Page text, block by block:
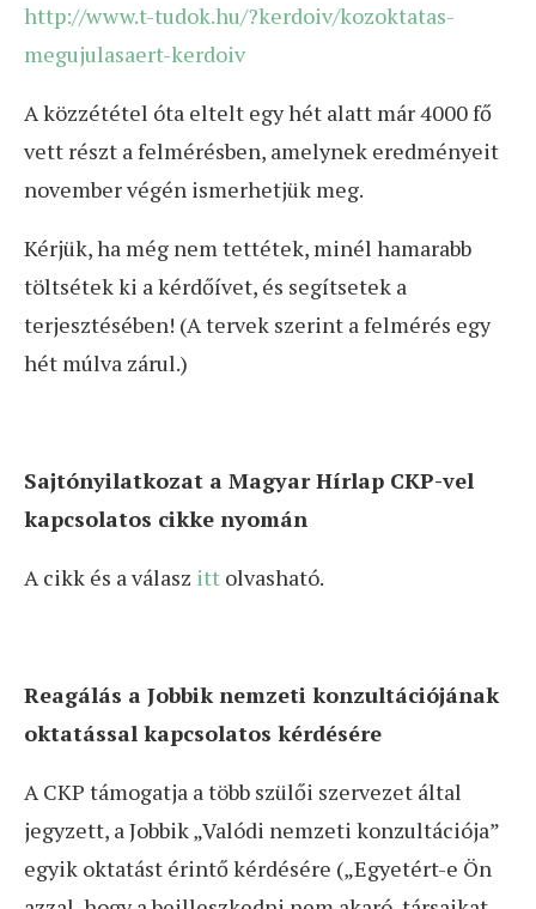
http://www.t-tudok.hu/?kerdoiv/kozoktatas-
megujulasaert-kerdoiv
A közzététel óta eltelt egy hét alatt már 4000 fő
vett részt a felmérésben, amelynek eredményeit
november végén ismerhetjük meg.
Kérjük, ha még nem tettétek, minél hamarabb
töltsétek ki a kérdőívet, és segítsetek a
terjesztésében! (A tervek szerint a felmérés egy
hét múlva zárul.)
Sajtónyilatkozat a Magyar Hírlap CKP-vel
kapcsolatos cikke nyomán
A cikk és a válasz itt olvasható.
Reagálás a Jobbik nemzeti konzultációjának
oktatással kapcsolatos kérdésére
A CKP támogatja a több szülői szervezet által
jegyzett, a Jobbik „Valódi nemzeti konzultációja”
egyik oktatást érintő kérdésére („Egyetért-e Ön